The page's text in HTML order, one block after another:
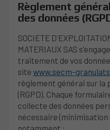
Règlement
des données
SOCIETE
MATERIAUX SAS
traitement de vos
sitewww.secm-
règlement général sur la
(RGPD). Chaque
collecte des données
nécessaire (minimisation
notamment :